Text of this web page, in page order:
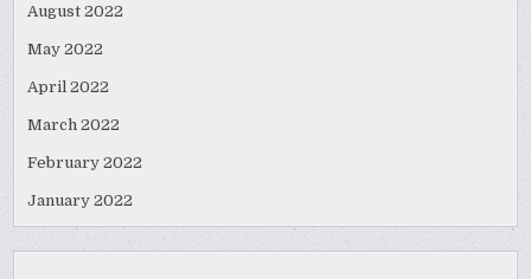
August 2022
May 2022
April 2022
March 2022
February 2022
January 2022